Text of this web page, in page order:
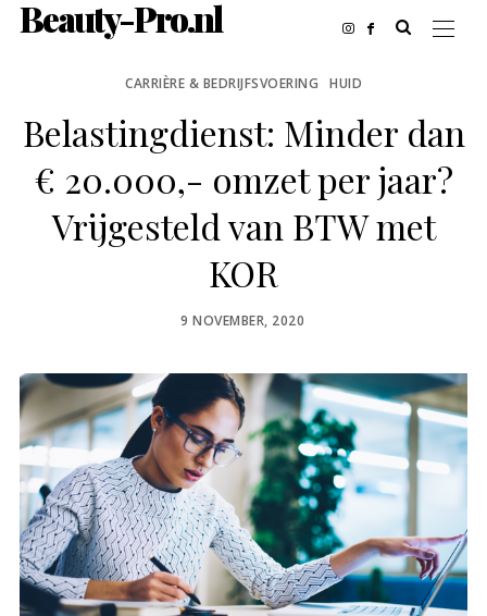
Beauty-Pro.nl
CARRIÈRE & BEDRIJFSVOERING HUID
Belastingdienst: Minder dan
€ 20.000,- omzet per jaar?
Vrijgesteld van BTW met
KOR
POSTED
9 NOVEMBER, 2020